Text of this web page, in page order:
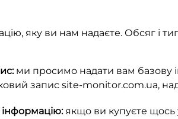
яку ви нам надаєте. Обсяг і
ми просимо надати вам базову
запис site-monitor.com.ua,
інформацію:якщо ви купуєте щось